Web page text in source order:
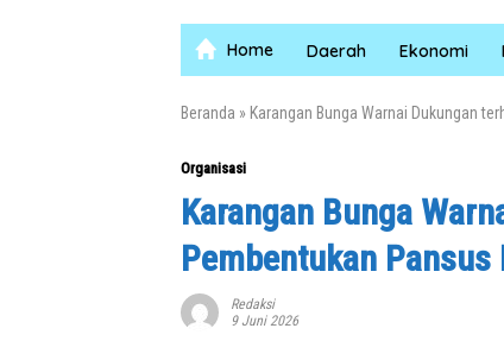
Home Daerah Ekonomi
Beranda » Karangan Bunga Warnai Dukungan
Organisasi
Karangan Bunga
Pembentukan Pansus
Redaksi
9 Juni 2026